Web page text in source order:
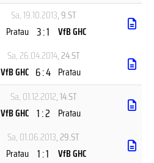
Sa, 19.10.2013, 9.ST
Pratau 3 : 1 VfB GHC
Sa, 26.04.2014, 24.ST
VfB GHC 6 : 4 Pratau
Sa, 01.12.2012, 14.ST
VfB GHC 1 : 2 Pratau
Sa, 01.06.2013, 29.ST
Pratau 1 : 1 VfB GHC